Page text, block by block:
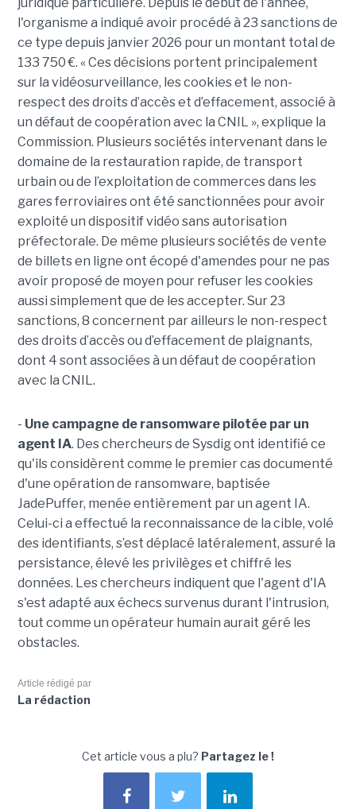
l'organisme a indiqué avoir procédé à 23 sanctions de
ce type depuis janvier 2026 pour un montant total de
133 750 €. « Ces décisions portent principalement
sur la vidéosurveillance, les cookies et le non-
respect des droits d’accès et d’effacement, associé à
un défaut de coopération avec la CNIL », explique la
Commission. Plusieurs sociétés intervenant dans le
domaine de la restauration rapide, de transport
urbain ou de l’exploitation de commerces dans les
gares ferroviaires ont été sanctionnées pour avoir
exploité un dispositif vidéo sans autorisation
préfectorale. De même plusieurs sociétés de vente
de billets en ligne ont écopé d'amendes pour ne pas
avoir proposé de moyen pour refuser les cookies
aussi simplement que de les accepter. Sur 23
sanctions, 8 concernent par ailleurs le non-respect
des droits d’accès ou d’effacement de plaignants,
dont 4 sont associées à un défaut de coopération
avec la CNIL.
- Une campagne de ransomware pilotée par un
agent IA. Des chercheurs de Sysdig ont identifié ce
qu'ils considèrent comme le premier cas documenté
d'une opération de ransomware, baptisée
JadePuffer, menée entièrement par un agent IA.
Celui-ci a effectué la reconnaissance de la cible, volé
des identifiants, s’est déplacé latéralement, assuré la
persistance, élevé les privilèges et chiffré les
données. Les chercheurs indiquent que l'agent d'IA
s'est adapté aux échecs survenus durant l'intrusion,
tout comme un opérateur humain aurait géré les
obstacles.
Article rédigé par
La rédaction
Cet article vous a plu? Partagez le !